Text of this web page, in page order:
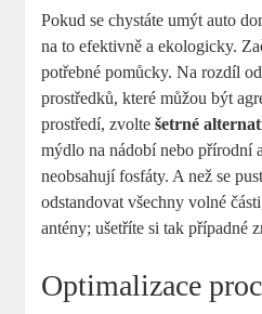
Pokud se chystáte umýt auto
na to efektivně a ekologicky.
potřebné pomůcky. Na rozdíl
prostředků, které můžou být
prostředí, zvoltešetrné
mýdlo na nádobí nebo přírodní
neobsahují fosfáty. A než se
odstandovat všechny volné
antény; ušetříte si tak případné
Optimalizace